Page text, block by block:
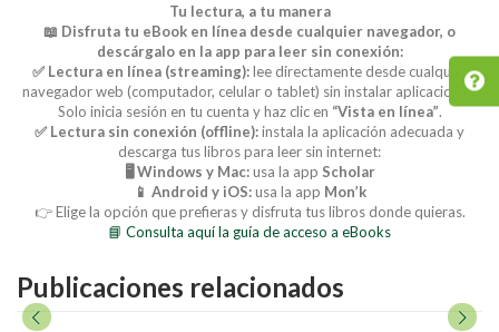
Tu lectura, a tu manera
📖 Disfruta tu eBook en línea desde cualquier navegador, o
descárgalo en la app para leer sin conexión:
✅ Lectura en línea (streaming):lee directamente desde cualquier
navegador web (computador, celular o tablet) sin instalar aplicaciones.
Solo inicia sesión en tu cuenta y haz clic en “Vista en línea”.
✅ Lectura sin conexión (offline):instala la aplicación adecuada y
descarga tus libros para leer sin internet:
🖥️ Windows y Mac:usa la app Scholar
📱 Android y iOS:usa la app Mon’k
👉 Elige la opción que prefieras y disfruta tus libros donde quieras.
📘 Consulta aquí la guía de acceso a eBooks
Publicaciones relacionados